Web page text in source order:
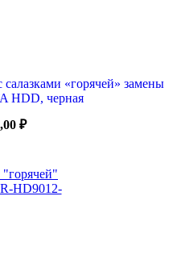
«горячей» замены
HDD, черная
₽